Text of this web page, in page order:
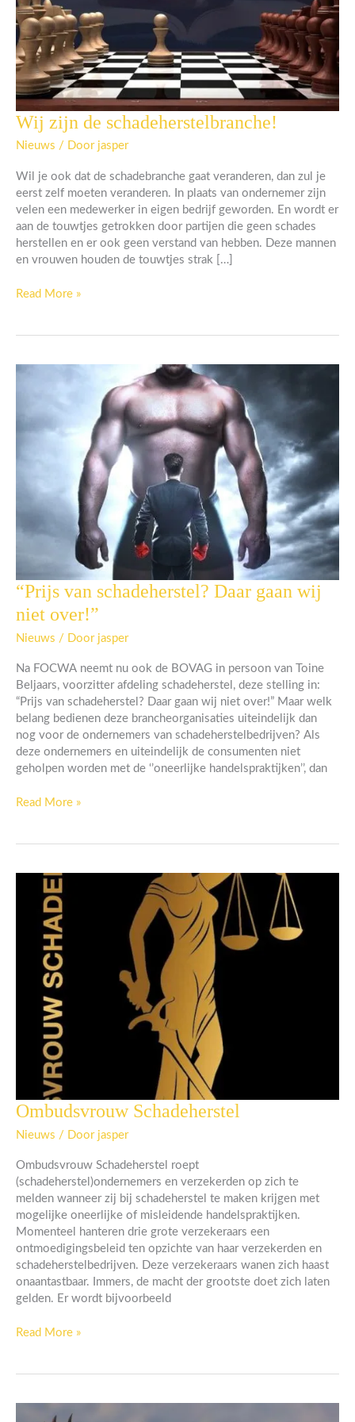
Wij zijn de schadeherstelbranche!
Nieuws / Door jasper
Wil je ook dat de schadebranche gaat veranderen, dan zul je
eerst zelf moeten veranderen. In plaats van ondernemer zijn
velen een medewerker in eigen bedrijf geworden. En wordt er
aan de touwtjes getrokken door partijen die geen schades
herstellen en er ook geen verstand van hebben. Deze mannen
en vrouwen houden de touwtjes strak […]
Wij
de
Read More »
“Prijs van schadeherstel? Daar gaan wij
niet over!”
Nieuws / Door jasper
Na FOCWA neemt nu ook de BOVAG in persoon van Toine
Beljaars, voorzitter afdeling schadeherstel, deze stelling in:
“Prijs van schadeherstel? Daar gaan wij niet over!” Maar welk
belang bedienen deze brancheorganisaties uiteindelijk dan
nog voor de ondernemers van schadeherstelbedrijven? Als
deze ondernemers en uiteindelijk de consumenten niet
geholpen worden met de ‘’oneerlijke handelspraktijken’’, dan
“Prijs
schadeherstel?
Daar
wij
niet
over!”
Read More »
Ombudsvrouw Schadeherstel
Nieuws / Door jasper
Ombudsvrouw Schadeherstel roept
(schadeherstel)ondernemers en verzekerden op zich te
melden wanneer zij bij schadeherstel te maken krijgen met
mogelijke oneerlijke of misleidende handelspraktijken.
Momenteel hanteren drie grote verzekeraars een
ontmoedigingsbeleid ten opzichte van haar verzekerden en
schadeherstelbedrijven. Deze verzekeraars wanen zich haast
onaantastbaar. Immers, de macht der grootste doet zich laten
gelden. Er wordt bijvoorbeeld
Ombudsvrouw
Read More »